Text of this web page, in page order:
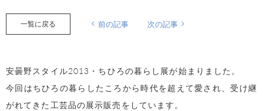
一覧に戻る 前の記事 次の記事
安曇野スタイル2013・ちひろの暮らし展が始まりました。
今回はちひろの暮らしたころから時代を超えて愛され、受け継
がれてきた工芸品の展示販売をしています。